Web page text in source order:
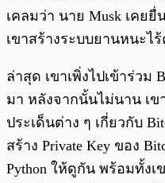
เคลมว่า นาย Musk เคย
เขาสร้างระบบยานหนะไ
ล่าสุด เขาเพิ่งไปเข้าร่วม
มา หลังจากนั้นไม่นาน เ
ประเด็นต่าง ๆ เกี่ยวกับ
สร้าง Private Key ของ
Python ให้ดูกัน พร้อมทั้ง